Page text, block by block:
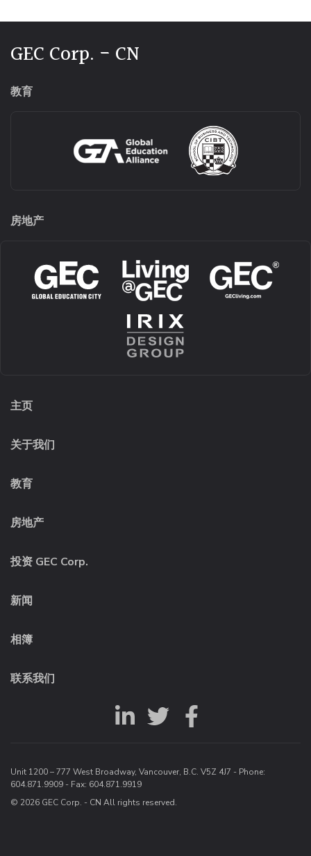
GEC Corp. - CN
教育
房地产
主页
关于我们
教育
房地产
投资 GEC Corp.
新闻
相簿
联系我们
Unit 1200 – 777 West Broadway, Vancouver, B.C. V5Z 4J7 - Phone:
604.871.9909 - Fax: 604.871.9919
© 2026 GEC Corp. - CN All rights reserved.